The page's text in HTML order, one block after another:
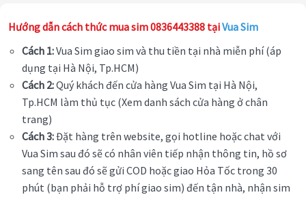
Hướng dẫn cách thức mua sim 0836443388 tạiVua Sim
Cách 1:Vua Sim giao sim và thu tiền tại nhà miễn phí (áp
dụng tại Hà Nội, Tp.HCM)
Cách 2:Quý khách đến cửa hàng Vua Sim tại Hà Nội,
Tp.HCM làm thủ tục (Xem danh sách cửa hàng ở chân
trang)
Cách 3:Đặt hàng trên website, gọi hotline hoặc chat với
Vua Sim sau đó sẽ có nhân viên tiếp nhận thông tin, hồ sơ
sang tên sau đó sẽ gửi COD hoặc giao Hỏa Tốc trong 30
phút (bạn phải hỗ trợ phí giao sim) đến tận nhà, nhận sim